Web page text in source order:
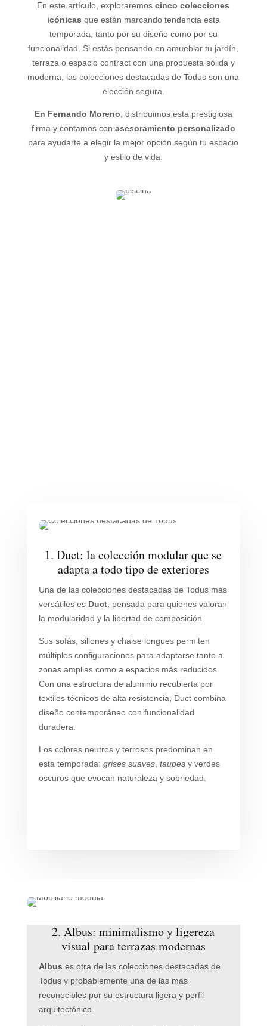
En este artículo, exploraremoscinco colecciones
icónicas que están marcando tendencia esta
temporada, tanto por su diseño como por su
funcionalidad. Si estás pensando en amueblar tu jardín,
terraza o espacio contract con una propuesta sólida y
moderna, las colecciones destacadas de Todus son una
elección segura.
En Fernando Moreno , distribuimos esta prestigiosa
firma y contamos con asesoramiento personalizado
para ayudarte a elegir la mejor opción según tu espacio
y estilo de vida.
1. Duct: la colección modular que se
adapta a todo tipo de exteriores
Una de las colecciones destacadas de Todus más
versátiles es Duct, pensada para quienes valoran
la modularidad y la libertad de composición.
Sus sofás, sillones y chaise longues permiten
múltiples configuraciones para adaptarse tanto a
zonas amplias como a espacios más reducidos.
Con una estructura de aluminio recubierta por
textiles técnicos de alta resistencia, Duct combina
diseño contemporáneo con funcionalidad
duradera.
Los colores neutros y terrosos predominan en
esta temporada: grises suaves, taupesy verdes
oscuros que evocan naturaleza y sobriedad.
2. Albus: minimalismo y ligereza
visual para terrazas modernas
Albus es otra de las colecciones destacadas de
Todus y probablemente una de las más
reconocibles por su estructura ligera y perfil
arquitectónico.